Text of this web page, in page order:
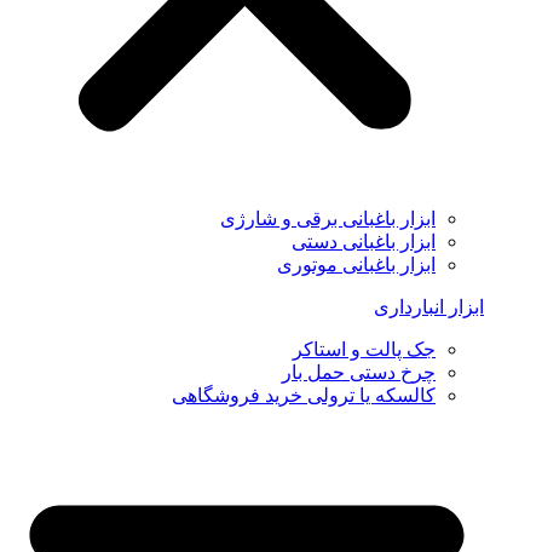
ابزار باغبانی برقی و شارژی
ابزار باغبانی دستی
ابزار باغبانی موتوری
ابزار انبارداری
جک پالت و استاکر
چرخ دستی حمل بار
کالسکه یا ترولی خرید فروشگاهی